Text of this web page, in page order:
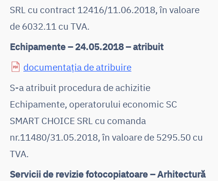
SRL cu contract 12416/11.06.2018, în valoare
de 6032.11 cu TVA.
Echipamente – 24.05.2018 – atribuit
documentația de atribuire
S-a atribuit procedura de achizitie
Echipamente, operatorului economic SC
SMART CHOICE SRL cu comanda
nr.11480/31.05.2018, în valoare de 5295.50 cu
TVA.
Servicii de revizie fotocopiatoare – Arhitectură